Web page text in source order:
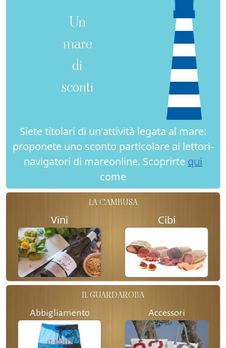
Un
mare
di
sconti
Siete titolari di un'attività legata al mare:
proponete uno sconto particolare ai lettori-
navigatori di mareonline. Scoprirte qui
come
LA CAMBUSA
Vini Cibi
IL GUARDAROBA
Abbigliamento Accessori